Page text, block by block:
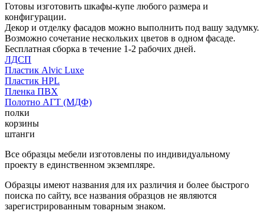
Готовы изготовить шкафы-купе любого размера и
конфигурации.
Декор и отделку фасадов можно выполнить под вашу задумку.
Возможно сочетание нескольких цветов в одном фасаде.
Бесплатная сборка в течение 1-2 рабочих дней.
ЛДСП
Пластик Alvic Luxe
Пластик HPL
Пленка ПВХ
Полотно АГТ (МДФ)
полки
корзины
штанги
Все образцы мебели изготовлены по индивидуальному
проекту в единственном экземпляре.
Образцы имеют названия для их различия и более быстрого
поиска по сайту, все названия образцов не являются
зарегистрированным товарным знаком.